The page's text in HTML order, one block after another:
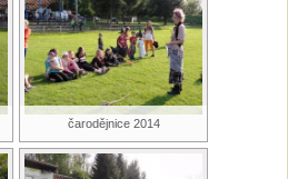
čarodějnice 2014